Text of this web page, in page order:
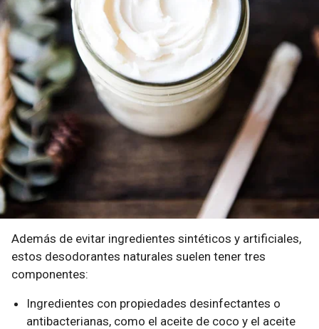
Además de evitar ingredientes sintéticos y artificiales,
estos desodorantes naturales suelen tener tres
componentes:
Ingredientes con propiedades desinfectantes o
antibacterianas, como el aceite de coco y el aceite